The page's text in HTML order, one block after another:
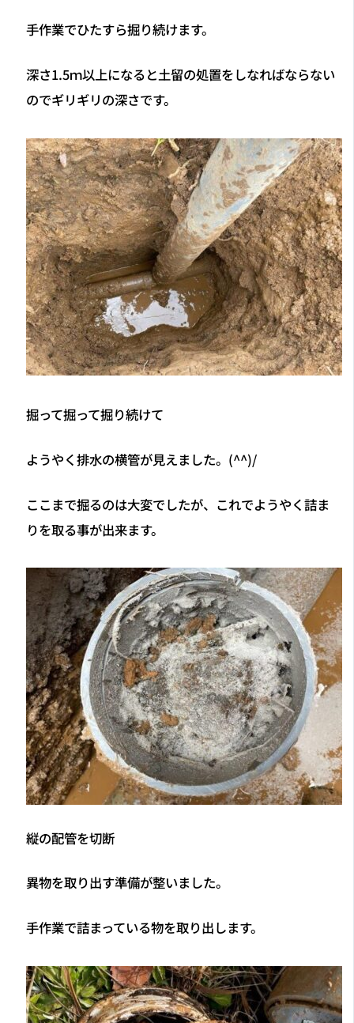
手作業でひたすら掘り続けます。
深さ1.5ｍ以上になると土留の処置をしなればならない
のでギリギリの深さです。
掘って掘って掘り続けて
ようやく排水の横管が見えました。(^^)/
ここまで掘るのは大変でしたが、これでようやく詰ま
りを取る事が出来ます。
縦の配管を切断
異物を取り出す準備が整いました。
手作業で詰まっている物を取り出します。